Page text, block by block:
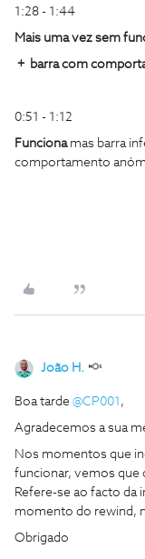
1:28 - 1:44
Mais uma vez sem
​​​​+ barra com
0:51 - 1:12
Funciona mas barra
comportamento
João H.
Boa tarde ​ @CP001 ,
Agradecemos a sua
Nos momentos que
funcionar, vemos que
Refere-se ao facto
momento do rewind,
Obrigado